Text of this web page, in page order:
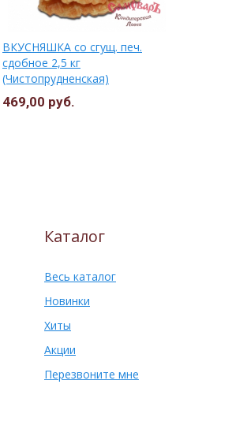
ВКУСНЯШКА со сгущ. печ.
сдобное 2,5 кг
(Чистопрудненская)
469,00 руб.
Каталог
Весь каталог
Новинки
Хиты
Акции
Перезвоните мне